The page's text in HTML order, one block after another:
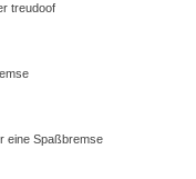
treudoof
eine Spaßbremse